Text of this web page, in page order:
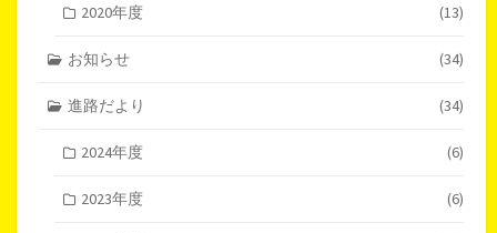
2020年度 (13)
お知らせ (34)
進路だより (34)
2024年度 (6)
2023年度 (6)